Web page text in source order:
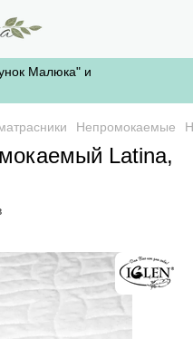
Малюка" и
Непромокаемые
Latina,